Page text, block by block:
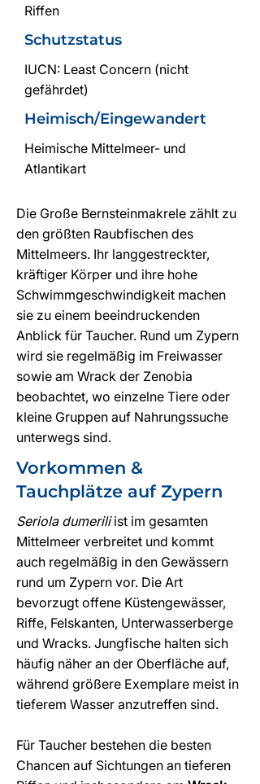
Riffen
Schutzstatus
IUCN: Least Concern (nicht
gefährdet)
Heimisch/Eingewandert
Heimische Mittelmeer- und
Atlantikart
Die Große Bernsteinmakrele zählt zu
den größten Raubfischen des
Mittelmeers. Ihr langgestreckter,
kräftiger Körper und ihre hohe
Schwimmgeschwindigkeit machen
sie zu einem beeindruckenden
Anblick für Taucher. Rund um Zypern
wird sie regelmäßig im Freiwasser
sowie am Wrack der Zenobia
beobachtet, wo einzelne Tiere oder
kleine Gruppen auf Nahrungssuche
unterwegs sind.
Vorkommen &
Tauchplätze auf Zypern
Seriola dumeriliist im gesamten
Mittelmeer verbreitet und kommt
auch regelmäßig in den Gewässern
rund um Zypern vor. Die Art
bevorzugt offene Küstengewässer,
Riffe, Felskanten, Unterwasserberge
und Wracks. Jungfische halten sich
häufig näher an der Oberfläche auf,
während größere Exemplare meist in
tieferem Wasser anzutreffen sind.
Für Taucher bestehen die besten
Chancen auf Sichtungen an tieferen